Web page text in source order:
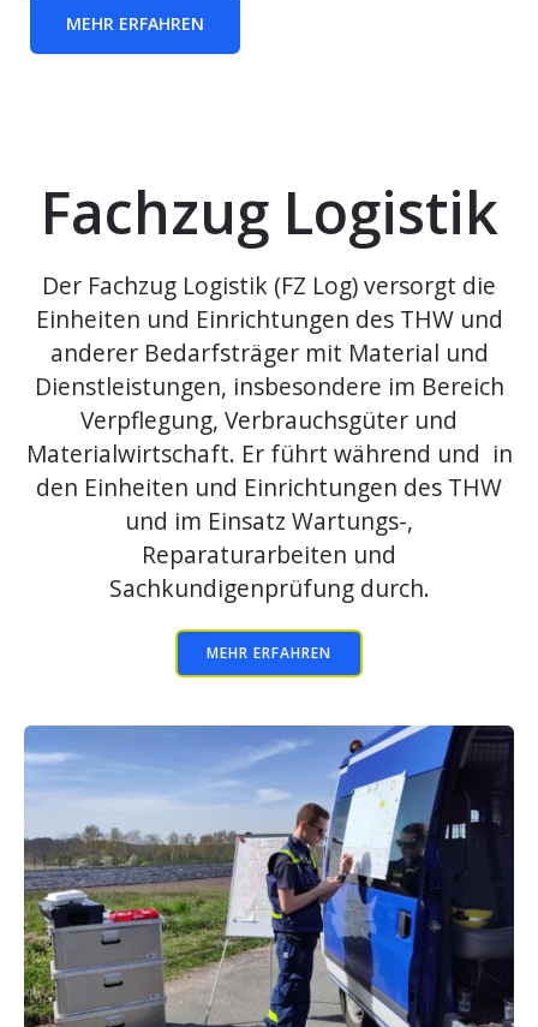
MEHR ERFAHREN
Fachzug Logistik
Der Fachzug Logistik (FZ Log) versorgt die
Einheiten und Einrichtungen des THW und
anderer Bedarfsträger mit Material und
Dienstleistungen, insbesondere im Bereich
Verpflegung, Verbrauchsgüter und
Materialwirtschaft. Er führt während und in
den Einheiten und Einrichtungen des THW
und im Einsatz Wartungs-,
Reparaturarbeiten und
Sachkundigenprüfung durch.
MEHR ERFAHREN